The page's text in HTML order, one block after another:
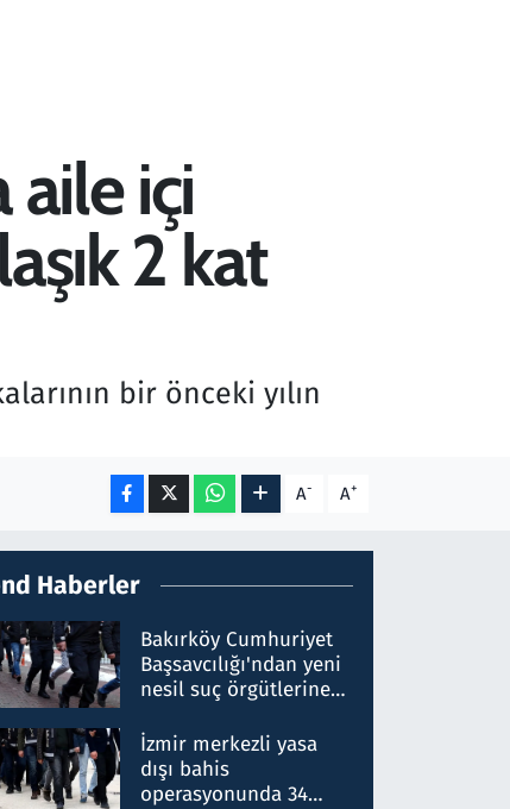
aile içi
2 kat
bir önceki yılın
A- A+
Haberler
Bakırköy Cumhuriyet
Başsavcılığı'ndan yeni
nesil suç örgütlerine
hakkında gözaltı kararı
İzmir merkezli yasa
dışı bahis
operasyonunda 34